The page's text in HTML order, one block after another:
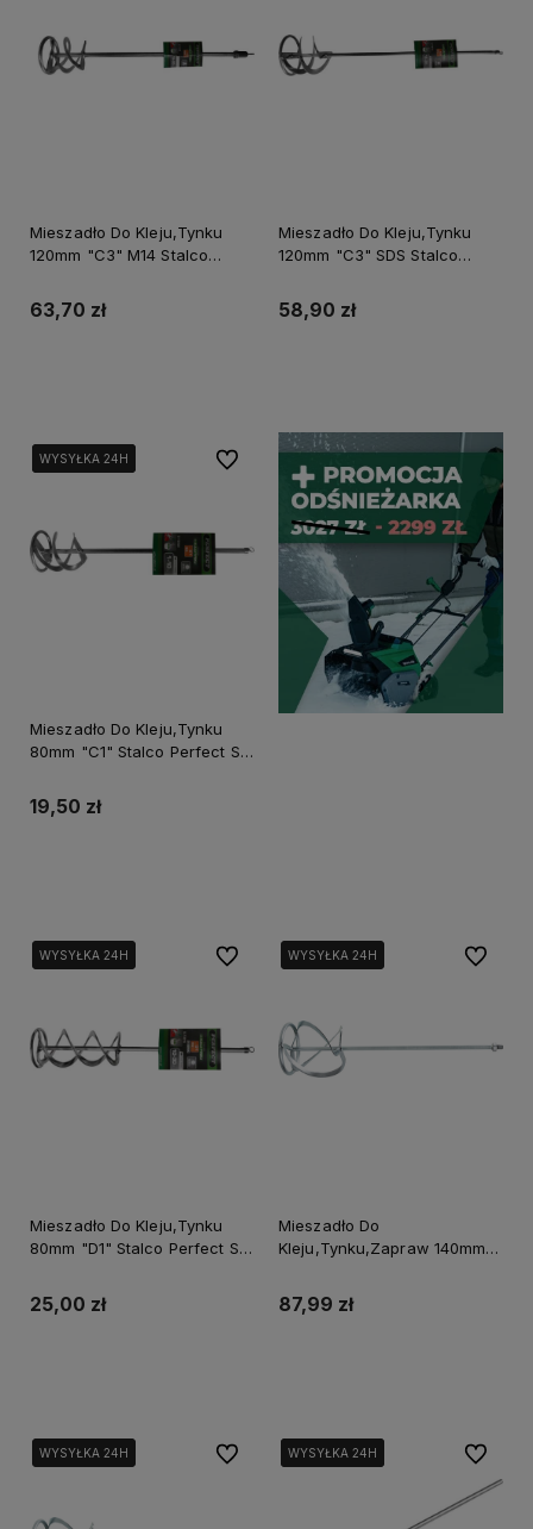
Mieszadło Do Kleju,Tynku
120mm "C3" M14 Stalco
63,70 zł
Mieszadło Do Kleju,Tynku
120mm "C3" SDS Stalco
58,90 zł
WYSYŁKA 24H
WYSYŁKA 24H
WYSYŁKA 24H
Mieszadło Do Kleju,Tynku
80mm "C1" Stalco Perfect S-
19,50 zł
Do ulubionych
WYSYŁKA 24H
WYSYŁKA 24H
Mieszadło Do Kleju,Tynku
80mm "D1" Stalco Perfect S-
25,00 zł
Do ulubionychWYSYŁKA 24H
WYSYŁKA 24H
Mieszadło Do
Kleju,Tynku,Zapraw 140mm
73819
87,99 zł
Do
WYSYŁKA 24H
WYSYŁKA 24H Do ulubionychWYSYŁKA 24H
WYSYŁKA 24H
WYSYŁKA 24H Do